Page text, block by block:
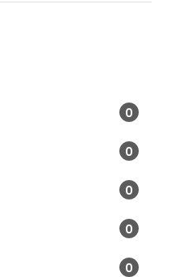
0
0
0
0
0